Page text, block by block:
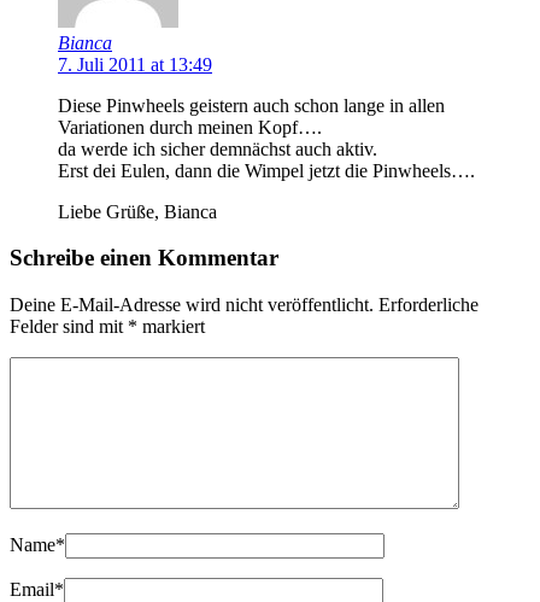
Bianca
7. Juli 2011 at 13:49
Diese Pinwheels geistern auch schon lange in allen
Variationen durch meinen Kopf….
da werde ich sicher demnächst auch aktiv.
Erst dei Eulen, dann die Wimpel jetzt die Pinwheels….
Liebe Grüße, Bianca
Schreibe einen Kommentar
Deine E-Mail-Adresse wird nicht veröffentlicht. Erforderliche
Felder sind mit * markiert
Name*
Email*